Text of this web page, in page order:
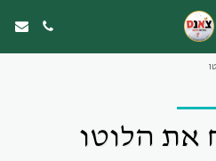
את הלוטו